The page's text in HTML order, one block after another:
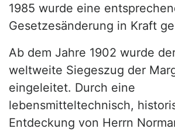
1985 wurde eine
Gesetzesänderung in Kraft
Ab dem Jahre 1902 wurde
weltweite Siegeszug der
eingeleitet. Durch eine
lebensmitteltechnisch,
Entdeckung von Herrn